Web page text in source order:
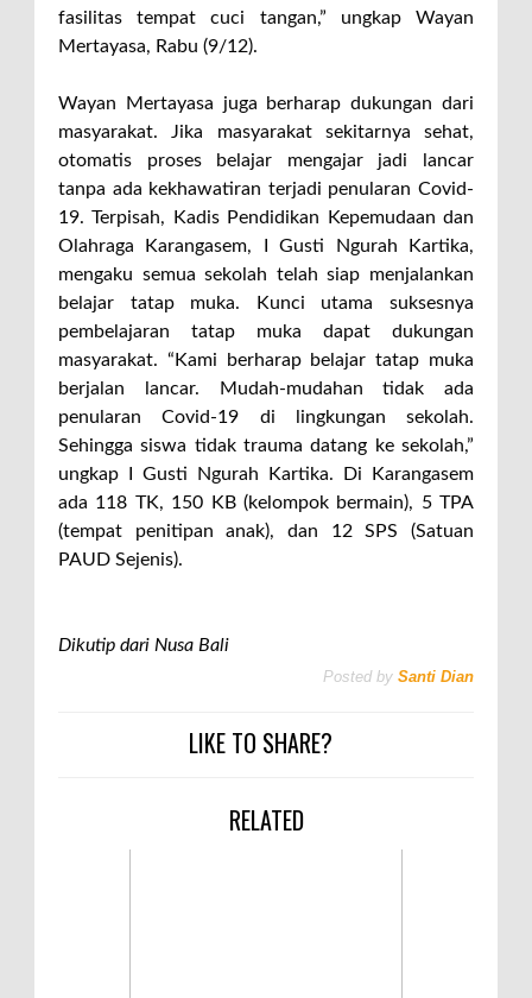
fasilitas tempat cuci tangan,” ungkap Wayan
Mertayasa, Rabu (9/12).
Wayan Mertayasa juga berharap dukungan dari
masyarakat. Jika masyarakat sekitarnya sehat,
otomatis proses belajar mengajar jadi lancar
tanpa ada kekhawatiran terjadi penularan Covid-
19. Terpisah, Kadis Pendidikan Kepemudaan dan
Olahraga Karangasem, I Gusti Ngurah Kartika,
mengaku semua sekolah telah siap menjalankan
belajar tatap muka. Kunci utama suksesnya
pembelajaran tatap muka dapat dukungan
masyarakat. “Kami berharap belajar tatap muka
berjalan lancar. Mudah-mudahan tidak ada
penularan Covid-19 di lingkungan sekolah.
Sehingga siswa tidak trauma datang ke sekolah,”
ungkap I Gusti Ngurah Kartika. Di Karangasem
ada 118 TK, 150 KB (kelompok bermain), 5 TPA
(tempat penitipan anak), dan 12 SPS (Satuan
PAUD Sejenis).
Dikutip dari Nusa Bali
Posted by Santi Dian
LIKE TO SHARE?
RELATED